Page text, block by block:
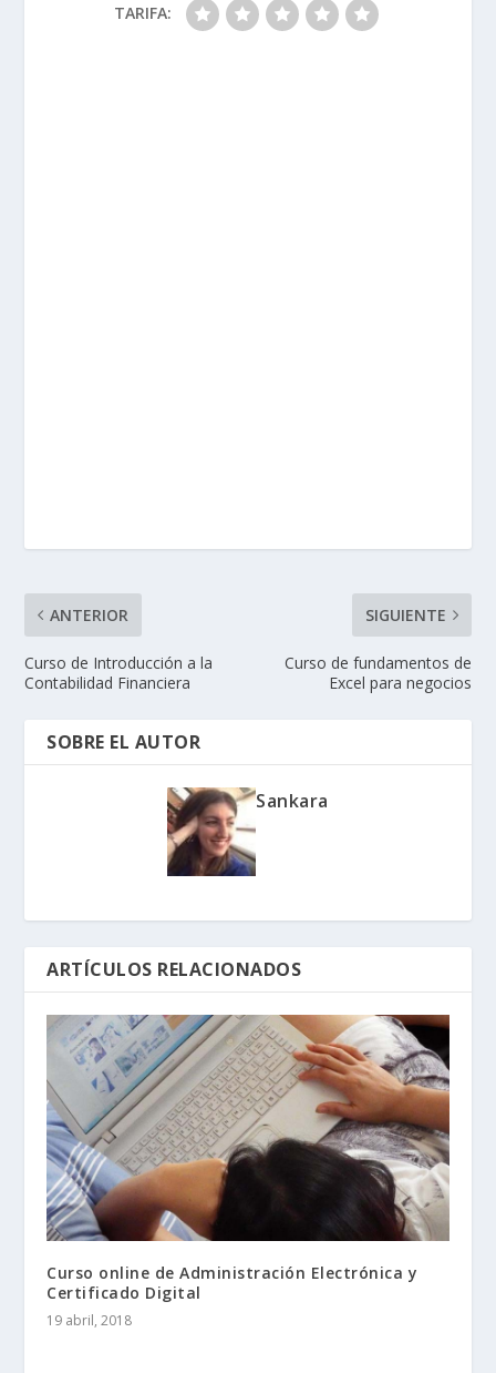
TARIFA:
ANTERIOR
Curso de Introducción a la
Contabilidad Financiera
SIGUIENTE
Curso de fundamentos de
Excel para negocios
SOBRE EL AUTOR
Sankara
ARTÍCULOS RELACIONADOS
Curso online de Administración Electrónica y
Certificado Digital
19 abril, 2018